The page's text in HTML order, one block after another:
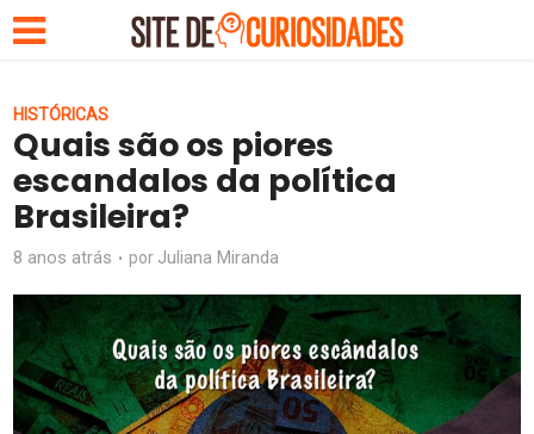
HISTÓRICAS
Quais são os piores
escandalos da política
Brasileira?
8 anos atrás por Juliana Miranda